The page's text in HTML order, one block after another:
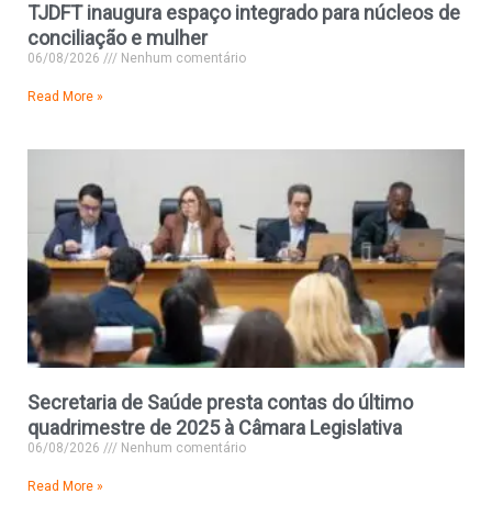
TJDFT inaugura espaço integrado para núcleos de
conciliação e mulher
06/08/2026 Nenhum comentário
Read More »
Secretaria de Saúde presta contas do último
quadrimestre de 2025 à Câmara Legislativa
06/08/2026 Nenhum comentário
Read More »